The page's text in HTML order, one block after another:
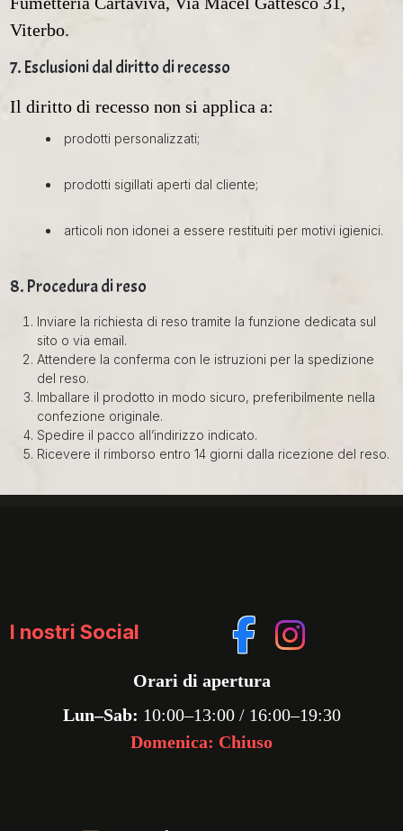
Viterbo.
7. Esclusioni dal diritto di recesso
Il diritto di recesso non si applica a:
prodotti personalizzati;
prodotti sigillati aperti dal cliente;
articoli non idonei a essere restituiti per motivi igienici.
8. Procedura di reso
Inviare la richiesta di reso tramite la funzione dedicata sul
sito o via email.
Attendere la conferma con le istruzioni per la spedizione
del reso.
Imballare il prodotto in modo sicuro, preferibilmente nella
confezione originale.
Spedire il pacco all’indirizzo indicato.
Ricevere il rimborso entro 14 giorni dalla ricezione del reso.
I nostri Social
Orari di apertura
Lun–Sab: 10:00–13:00 / 16:00–19:30
Domenica: Chiuso